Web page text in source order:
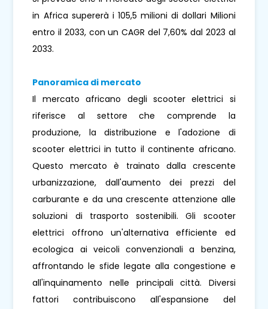
in Africa supererà i 105,5 milioni di dollari Milioni
entro il 2033, con un CAGR del 7,60% dal 2023 al
2033.
Panoramica di mercato
Il mercato africano degli scooter elettrici si
riferisce al settore che comprende la
produzione, la distribuzione e l'adozione di
scooter elettrici in tutto il continente africano.
Questo mercato è trainato dalla crescente
urbanizzazione, dall'aumento dei prezzi del
carburante e da una crescente attenzione alle
soluzioni di trasporto sostenibili. Gli scooter
elettrici offrono un'alternativa efficiente ed
ecologica ai veicoli convenzionali a benzina,
affrontando le sfide legate alla congestione e
all'inquinamento nelle principali città. Diversi
fattori contribuiscono all'espansione del